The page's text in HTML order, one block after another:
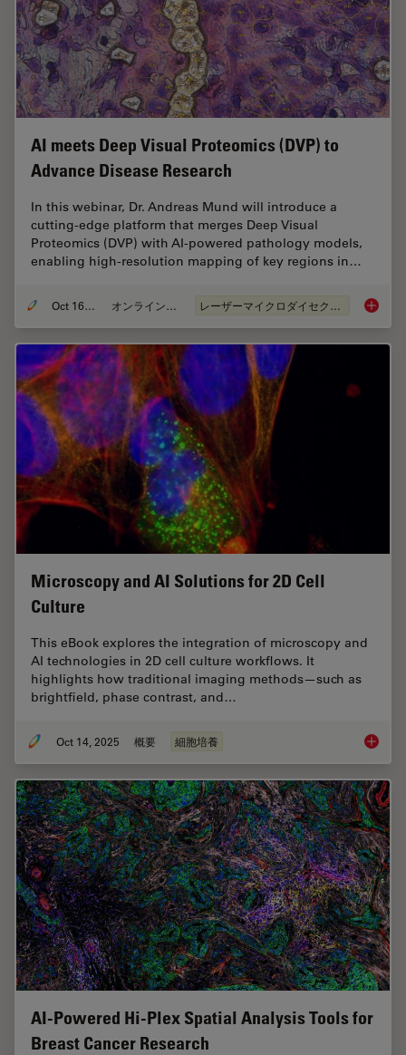
AI meets Deep Visual Proteomics (DVP) to
Advance Disease Research
In this webinar, Dr. Andreas Mund will introduce a
cutting-edge platform that merges Deep Visual
Proteomics (DVP) with AI-powered pathology models,
enabling high-resolution mapping of key regions in…
Oct 16, 2025 オンラインセミナー レーザーマイクロダイセクション（LMD） AI
Microscopy and AI Solutions for 2D Cell
Culture
This eBook explores the integration of microscopy and
AI technologies in 2D cell culture workflows. It
highlights how traditional imaging methods—such as
brightfield, phase contrast, and…
Oct 14, 2025 概要 細胞培養
AI-Powered Hi-Plex Spatial Analysis Tools for
Breast Cancer Research